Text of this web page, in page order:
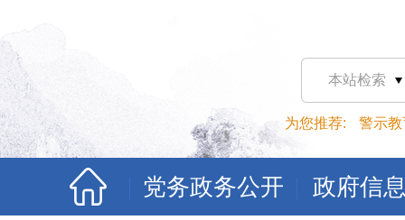
本站检索
为您推荐: 警示教
党务政务公开 政府信